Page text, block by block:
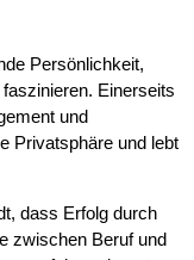
Persönlichkeit,
Einerseits
und
Privatsphäre und lebt
dass Erfolg durch
zwischen Beruf und